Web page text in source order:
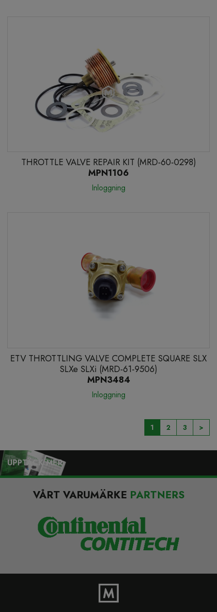
THROTTLE VALVE REPAIR KIT (MRD-60-0298)
MPN1106
Inloggning
ETV THROTTLING VALVE COMPLETE SQUARE SLX
SLXe SLXi (MRD-61-9506)
MPN3484
Inloggning
1 2 3 >
UPPTÄCK MER
VÅRT VARUMÄRKE PARTNERS